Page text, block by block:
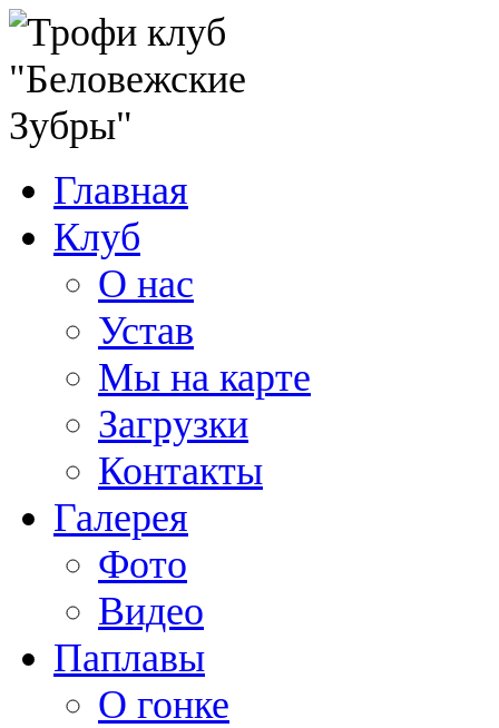
Главная
Клуб
О нас
Устав
Мы на карте
Загрузки
Контакты
Галерея
Фото
Видео
Паплавы
О гонке